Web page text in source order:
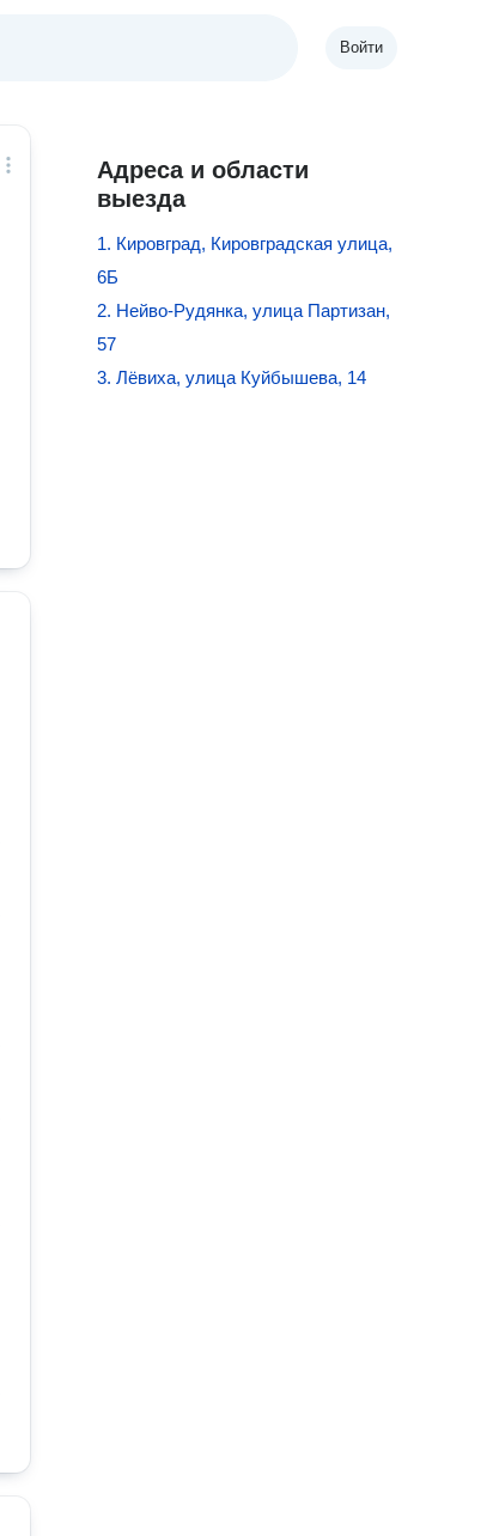
Войти
Адреса и области
выезда
1. Кировград, Кировградская улица,
6Б
2. Нейво-Рудянка, улица Партизан,
57
3. Лёвиха, улица Куйбышева, 14